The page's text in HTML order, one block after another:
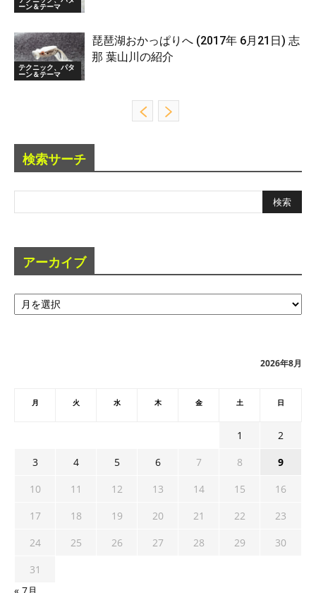
ーン＆テーマ
テクニック、パタ
ーン＆テーマ
琵琶湖おかっぱりへ (2017年 6月21日) 志
那 葉山川の紹介
検索サーチ
アーカイブ
ア
ー
2026年8月
月 火 水 木 金 土 日
1
2
3
4 5 6 7 8
9
10
11 12 13 14 15
16
17
18 19 20 21 22
23
24
25 26 27 28 29
30
31
« 7月